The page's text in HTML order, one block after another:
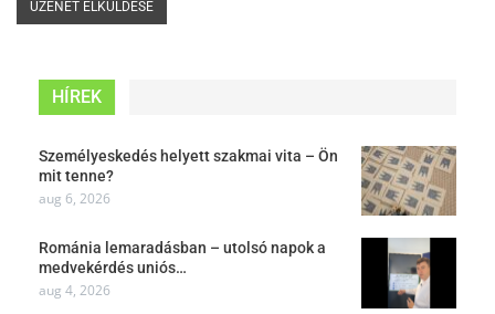
HÍREK
Személyeskedés helyett szakmai vita – Ön
mit tenne?
aug 6, 2026
Románia lemaradásban – utolsó napok a
medvekérdés uniós…
aug 4, 2026